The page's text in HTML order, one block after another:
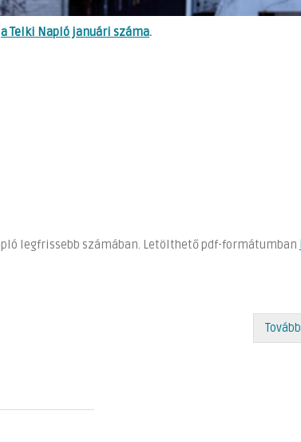
a Telki Napló januári száma.
legfrissebb számában. Letölthető pdf-formátumban
Tovább